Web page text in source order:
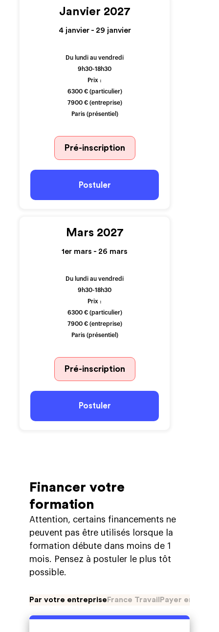
Janvier 2027
4 janvier - 29 janvier
Du lundi au vendredi
9h30-18h30
Prix :
6300 € (particulier)
7900 € (entreprise)
Paris (présentiel)
Pré-inscription
Postuler
Mars 2027
1er mars - 26 mars
Du lundi au vendredi
9h30-18h30
Prix :
6300 € (particulier)
7900 € (entreprise)
Paris (présentiel)
Pré-inscription
Postuler
Financer votre
formation
Attention, certains financements ne
peuvent pas être utilisés lorsque la
formation débute dans moins de 1
mois. Pensez à postuler le plus tôt
possible.
Par votre entreprise France Travail Payer en